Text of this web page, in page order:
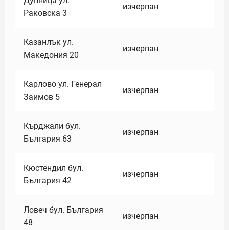
Раковска 3
изчерпан
Казанлък ул.
Македония 20
изчерпан
Карлово ул. Генерал
Заимов 5
изчерпан
Кърджали бул.
България 63
изчерпан
Кюстендил бул.
България 42
изчерпан
Ловеч бул. България
48
изчерпан